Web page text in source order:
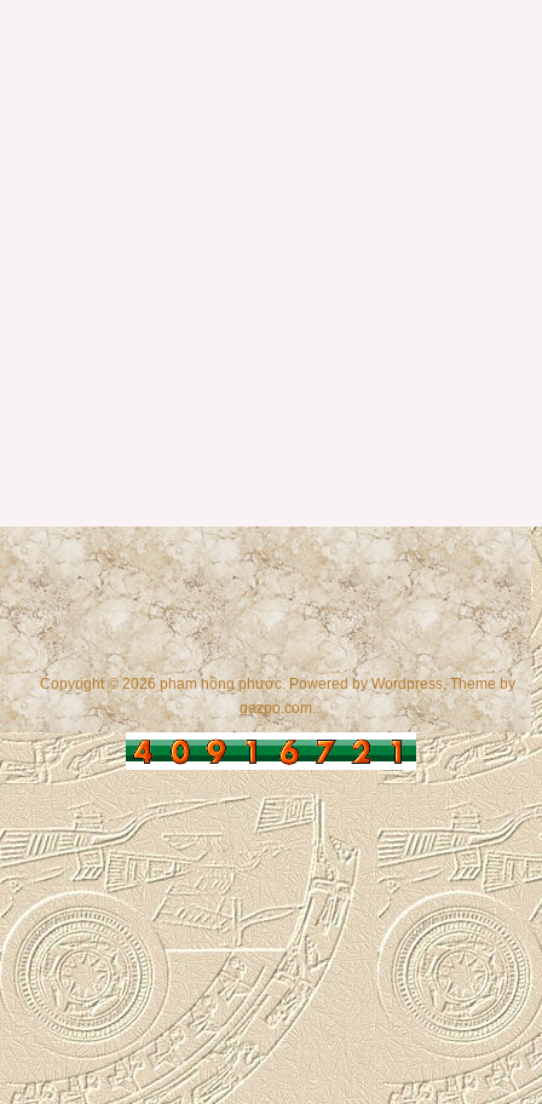
Copyright © 2026 phạm hồng phước. Powered byWordpress , Theme by
gazpo.com.